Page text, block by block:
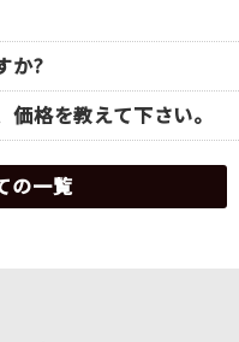
か?
格を教えて下さい。
の一覧